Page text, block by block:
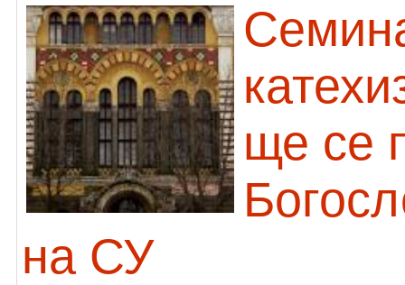
ще се
на СУ